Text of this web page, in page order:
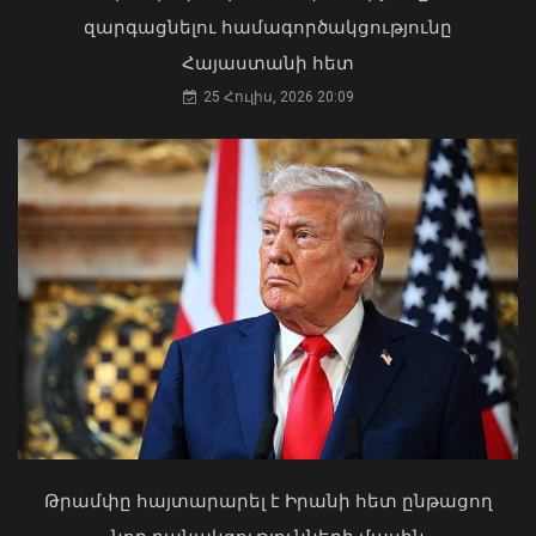
Սայաթ-Նովայի փողոցում բռնկված
հրդեհը մարվել է. ՆԳՆ ՓԾ
08 Օգոստոս, 2026 20:50
Կաթողիկոսը պետք է օրենքի առաջ
կանգնի, եթե հանցանք է գործել, կամ
արտաքին ազդեցության գործակալ
դարձել. աստվածաբան
07 Օգոստոս, 2026 17:03
զարգացնելու համագործակցությունը
Հայաստանի հետ
25 Հուլիս, 2026 20:09
Թրամփը հայտարարել է Իրանի հետ ընթացող